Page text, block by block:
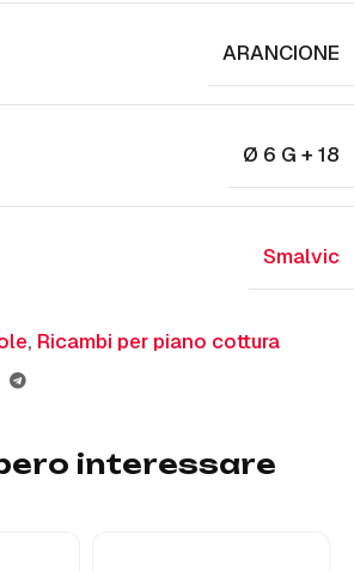
ARANCIONE
Ø 6 G + 18
Smalvic
, Ricambi per piano cottura
interessare